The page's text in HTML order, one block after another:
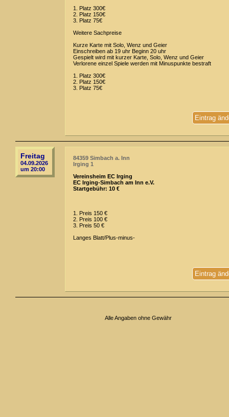
1. Platz 300€
2. Platz 150€
3. Platz 75€
Weitere Sachpreise
Kurze Karte mit Solo, Wenz und Geier
Einschreiben ab 19 uhr Beginn 20 uhr
Gespielt wird mit kurzer Karte, Solo, Wenz und Geier
Verlorene einzel Spiele werden mit Minuspunkte bestraft
1. Platz 300€
2. Platz 150€
3. Platz 75€
Eintrag
Freitag
04.09.2026
um 20:00
84359 Simbach a. Inn
Irging 1
Vereinsheim EC Irging
EC Irging-Simbach am Inn e.V.
Startgebühr: 10 €
1. Preis 150 €
2. Preis 100 €
3. Preis 50 €
Langes Blatt/Plus-minus-
Eintrag
Alle Angaben ohne Gewähr